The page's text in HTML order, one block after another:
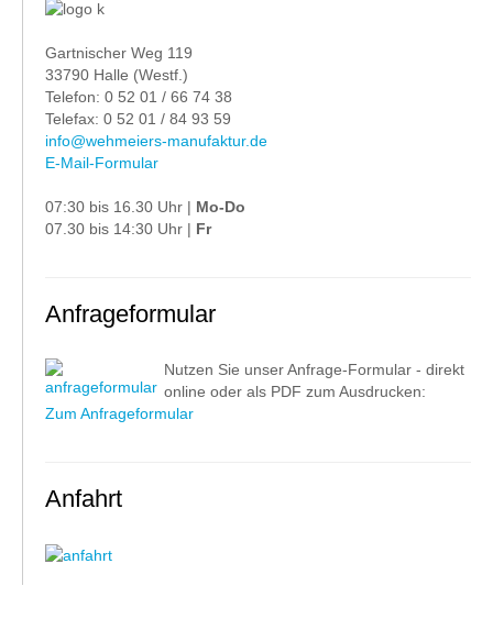
Gartnischer Weg 119
33790 Halle (Westf.)
Telefon: 0 52 01 / 66 74 38
Telefax: 0 52 01 / 84 93 59
info@wehmeiers-manufaktur.de
E-Mail-Formular
07:30 bis 16.30 Uhr | Mo-Do
07.30 bis 14:30 Uhr | Fr
Anfrageformular
Nutzen Sie unser Anfrage-Formular - direkt
online oder als PDF zum Ausdrucken:
Zum Anfrageformular
Anfahrt